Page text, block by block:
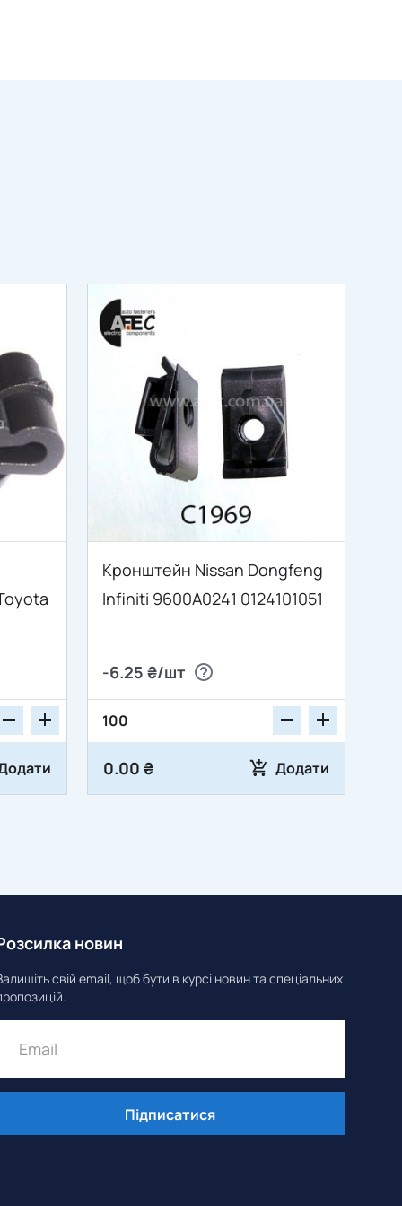
Кронштейн Nissan Dongfeng
Infiniti 9600A0241 0124101051
-6.25 ₴/шт
0.00 ₴ Додати
новин
свій email, щоб бути в курсі новин та спеціальних
Підписатися